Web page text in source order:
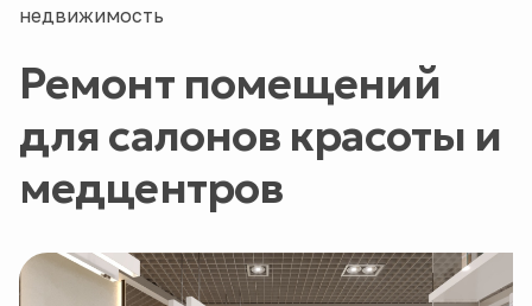
недвижимость
Ремонт помещений
для салонов красоты и
медцентров